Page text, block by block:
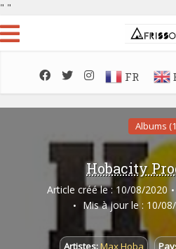
" "
FR
Albums
Hobacity
Article créé le : 10/08/2020
Mis à jour le : 10/
Artistes: Max Hoba